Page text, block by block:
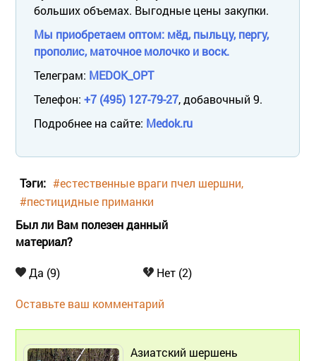
больших объемах. Выгодные цены закупки.
Мы приобретаем оптом: мёд, пыльцу, пергу,
прополис, маточное молочко и воск.
Телеграм: MEDOK_OPT
Телефон: +7 (495) 127-79-27, добавочный 9.
Подробнее на сайте: Medok.ru
Тэги: #естественные враги пчел шершни
#пестицидные приманки
Был ли Вам полезен данный
материал?
Да (9) Нет (2)
Оставьте ваш комментарий
Азиатский шершень